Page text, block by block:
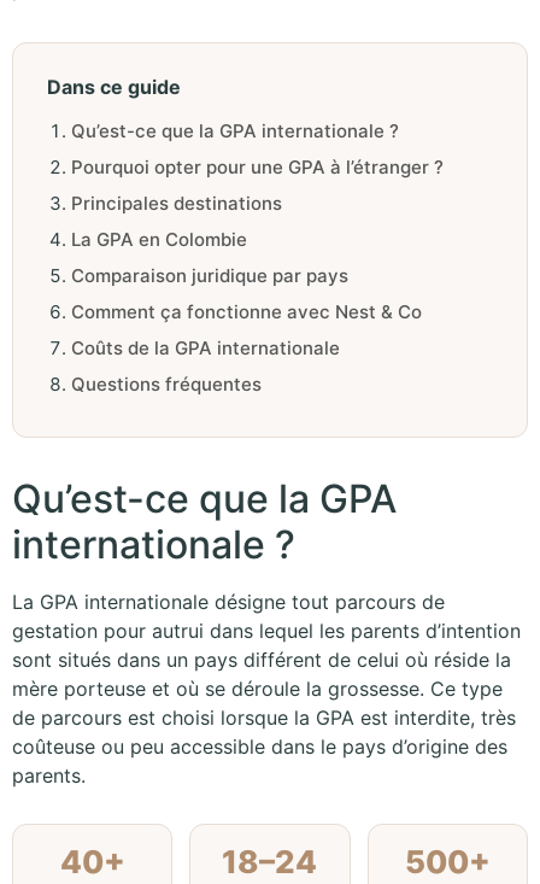
Dans ce guide
Qu’est-ce que la GPA internationale ?
Pourquoi opter pour une GPA à l’étranger ?
Principales destinations
La GPA en Colombie
Comparaison juridique par pays
Comment ça fonctionne avec Nest & Co
Coûts de la GPA internationale
Questions fréquentes
Qu’est-ce que la GPA
internationale ?
La GPA internationale désigne tout parcours de
gestation pour autrui dans lequel les parents d’intention
sont situés dans un pays différent de celui où réside la
mère porteuse et où se déroule la grossesse. Ce type
de parcours est choisi lorsque la GPA est interdite, très
coûteuse ou peu accessible dans le pays d’origine des
parents.
40+ 18–24 500+